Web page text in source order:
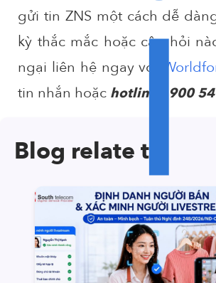
gửi tin ZNS một cách dễ
kỳ thắc mắc hoặc câu hỏi
ngại liên hệ ngay với
tin nhắn hoặc hotline 1900
Blog relate toi